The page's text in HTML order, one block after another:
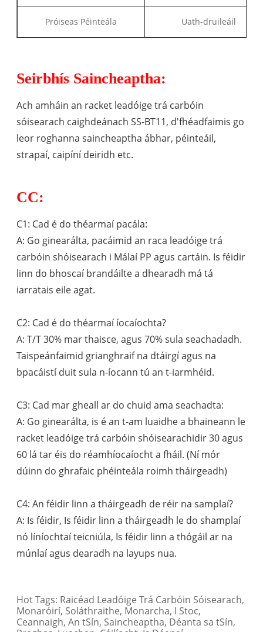
Próiseas Péinteála Uath-druileáil
Seirbhís Saincheaptha:
Ach amháin an racket leadóige trá carbóin
sóisearach caighdeánach SS-BT11, d'fhéadfaimis go
leor roghanna saincheaptha ábhar, péinteáil,
strapaí, caipíní deiridh etc.
CC:
C1: Cad é do théarmaí pacála:
A: Go ginearálta, pacáimid an raca leadóige trá
carbóin shóisearach i Málaí PP agus cartáin. Is féidir
linn do bhoscaí brandáilte a dhearadh má tá
iarratais eile agat.
C2: Cad é do théarmaí íocaíochta?
A: T/T 30% mar thaisce, agus 70% sula seachadadh.
Taispeánfaimid grianghraif na dtáirgí agus na
bpacáistí duit sula n-íocann tú an t-iarmhéid.
C3: Cad mar gheall ar do chuid ama seachadta:
A: Go ginearálta, is é an t-am luaidhe a bhaineann le
racket leadóige trá carbóin shóisearachidir 30 agus
60 lá tar éis do réamhíocaíocht a fháil. (Ní mór
dúinn do ghrafaic phéinteála roimh tháirgeadh)
C4: An féidir linn a tháirgeadh de réir na samplaí?
A: Is féidir, Is féidir linn a tháirgeadh le do shamplaí
nó líníochtaí teicniúla, Is féidir linn a thógáil ar na
múnlaí agus dearadh na layups nua.
Hot Tags: Raicéad Leadóige Trá Carbóin Sóisearach,
Monaróirí, Soláthraithe, Monarcha, I Stoc,
Ceannaigh, An tSín, Saincheaptha, Déanta sa tSín,